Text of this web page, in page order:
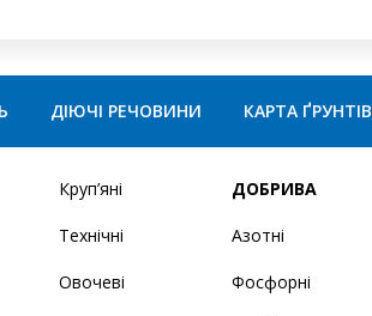
ДІЮЧІ РЕЧОВИНИ КАРТА ҐРУНТІВ
Круп’яні
Технічні
Овочеві
ДОБРИВА
Азотні
Фосфорні